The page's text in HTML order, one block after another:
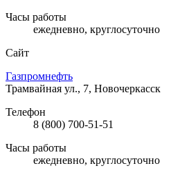
Часы работы
ежедневно, круглосуточно
Сайт
Газпромнефть
Трамвайная ул., 7, Новочеркасск
Телефон
8 (800) 700-51-51
Часы работы
ежедневно, круглосуточно